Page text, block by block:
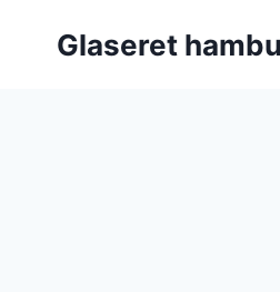
Glaseret